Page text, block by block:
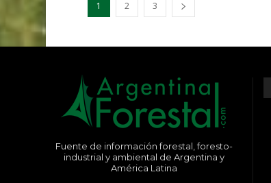
1 2 3
Fuente de información forestal, foresto-
industrial y ambiental de Argentina y
América Latina